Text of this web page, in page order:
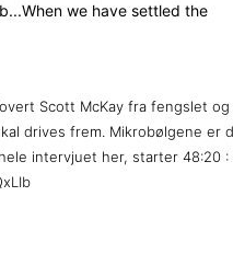
we have settled the
Scott McKay fra fengslet og
drives frem. Mikrobølgene er
intervjuet her, starter 48:20 :